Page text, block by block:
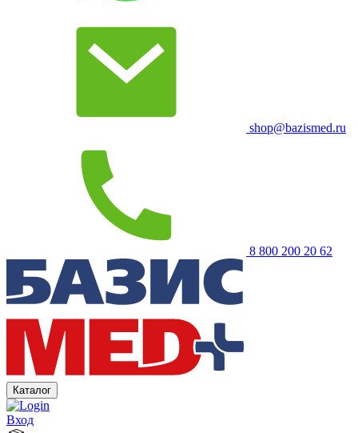
shop@bazismed.ru
8 800 200 20 62
Каталог
Вход